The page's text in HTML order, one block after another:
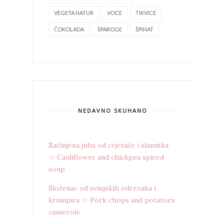
VEGETA NATUR VOĆE TIKVICE
ČOKOLADA ŠPAROGE ŠPINAT
NEDAVNO SKUHANO
Začinjena juha od cvjetače i slanutka
☆ Cauliflower and chickpea spiced
soup
Složenac od svinjskih odrezaka i
krumpira ☆ Pork chops and potatoes
casserole